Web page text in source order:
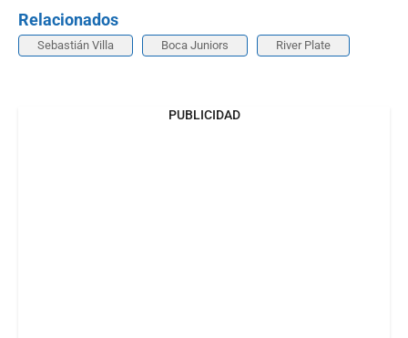
Relacionados
Sebastián Villa Boca Juniors River Plate
PUBLICIDAD